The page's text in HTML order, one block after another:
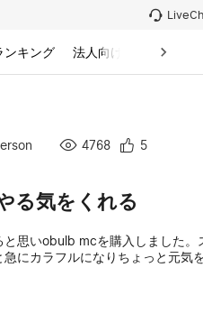
ンキング 法人向け 情報
4768 5
る気をくれる
と思いobulb mcを購入しました。
にカラフルになりちょっと元気